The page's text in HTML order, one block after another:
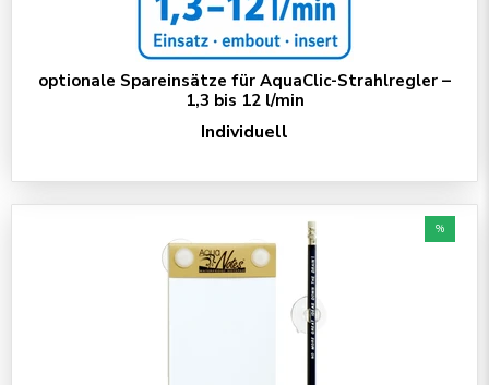
optionale Spareinsätze für AquaClic-Strahlregler –
1,3 bis 12 l/min
Individuell
%